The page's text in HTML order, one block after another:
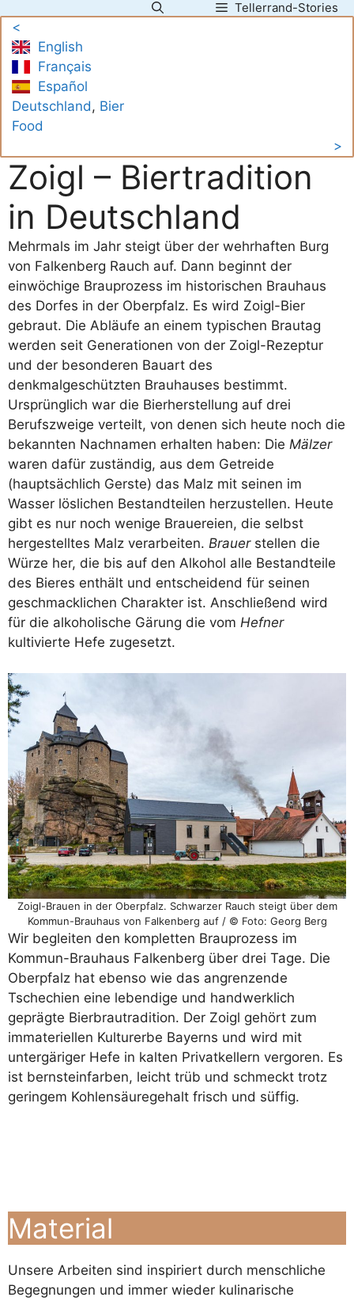
Inhalt
springen
Tellerrand-Stories
<
English
Français
Español
Deutschland, Bier
Food
>
Zoigl – Biertradition
in Deutschland
Mehrmals im Jahr steigt über der wehrhaften Burg
von Falkenberg Rauch auf. Dann beginnt der
einwöchige Brauprozess im historischen Brauhaus
des Dorfes in der Oberpfalz. Es wird Zoigl-Bier
gebraut. Die Abläufe an einem typischen Brautag
werden seit Generationen von der Zoigl-Rezeptur
und der besonderen Bauart des
denkmalgeschützten Brauhauses bestimmt.
Ursprünglich war die Bierherstellung auf drei
Berufszweige verteilt, von denen sich heute noch die
bekannten Nachnamen erhalten haben: Die Mälzer
waren dafür zuständig, aus dem Getreide
(hauptsächlich Gerste) das Malz mit seinen im
Wasser löslichen Bestandteilen herzustellen. Heute
gibt es nur noch wenige Brauereien, die selbst
hergestelltes Malz verarbeiten. Brauerstellen die
Würze her, die bis auf den Alkohol alle Bestandteile
des Bieres enthält und entscheidend für seinen
geschmacklichen Charakter ist. Anschließend wird
für die alkoholische Gärung die vom Hefner
kultivierte Hefe zugesetzt.
Zoigl-Brauen in der Oberpfalz. Schwarzer Rauch steigt über dem
Kommun-Brauhaus von Falkenberg auf / © Foto: Georg Berg
Wir begleiten den kompletten Brauprozess im
Kommun-Brauhaus Falkenberg über drei Tage. Die
Oberpfalz hat ebenso wie das angrenzende
Tschechien eine lebendige und handwerklich
geprägte Bierbrautradition. Der Zoigl gehört zum
immateriellen Kulturerbe Bayerns und wird mit
untergäriger Hefe in kalten Privatkellern vergoren. Es
ist bernsteinfarben, leicht trüb und schmeckt trotz
geringem Kohlensäuregehalt frisch und süffig.
Material
Unsere Arbeiten sind inspiriert durch menschliche
Begegnungen und immer wieder kulinarische